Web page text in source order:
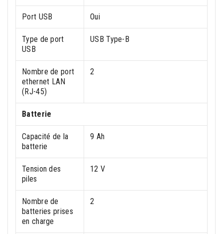
Port USB Oui
Type de port
USB
USB Type-B
Nombre de port
ethernet LAN
(RJ-45)
2
Batterie
Capacité de la
batterie
9 Ah
Tension des
piles
12 V
Nombre de
batteries prises
en charge
2